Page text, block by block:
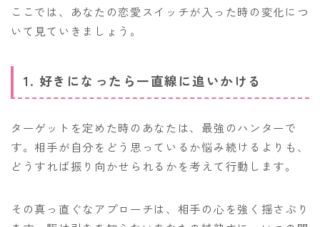
ここでは、あなたの恋愛スイッチが入った時の変化につ
いて見ていきましょう。
1. 好きになったら一直線に追いかける
ターゲットを定めた時のあなたは、最強のハンターで
す。相手が自分をどう思っているか悩み続けるよりも、
どうすれば振り向かせられるかを考えて行動します。
その真っ直ぐなアプローチは、相手の心を強く揺さぶり